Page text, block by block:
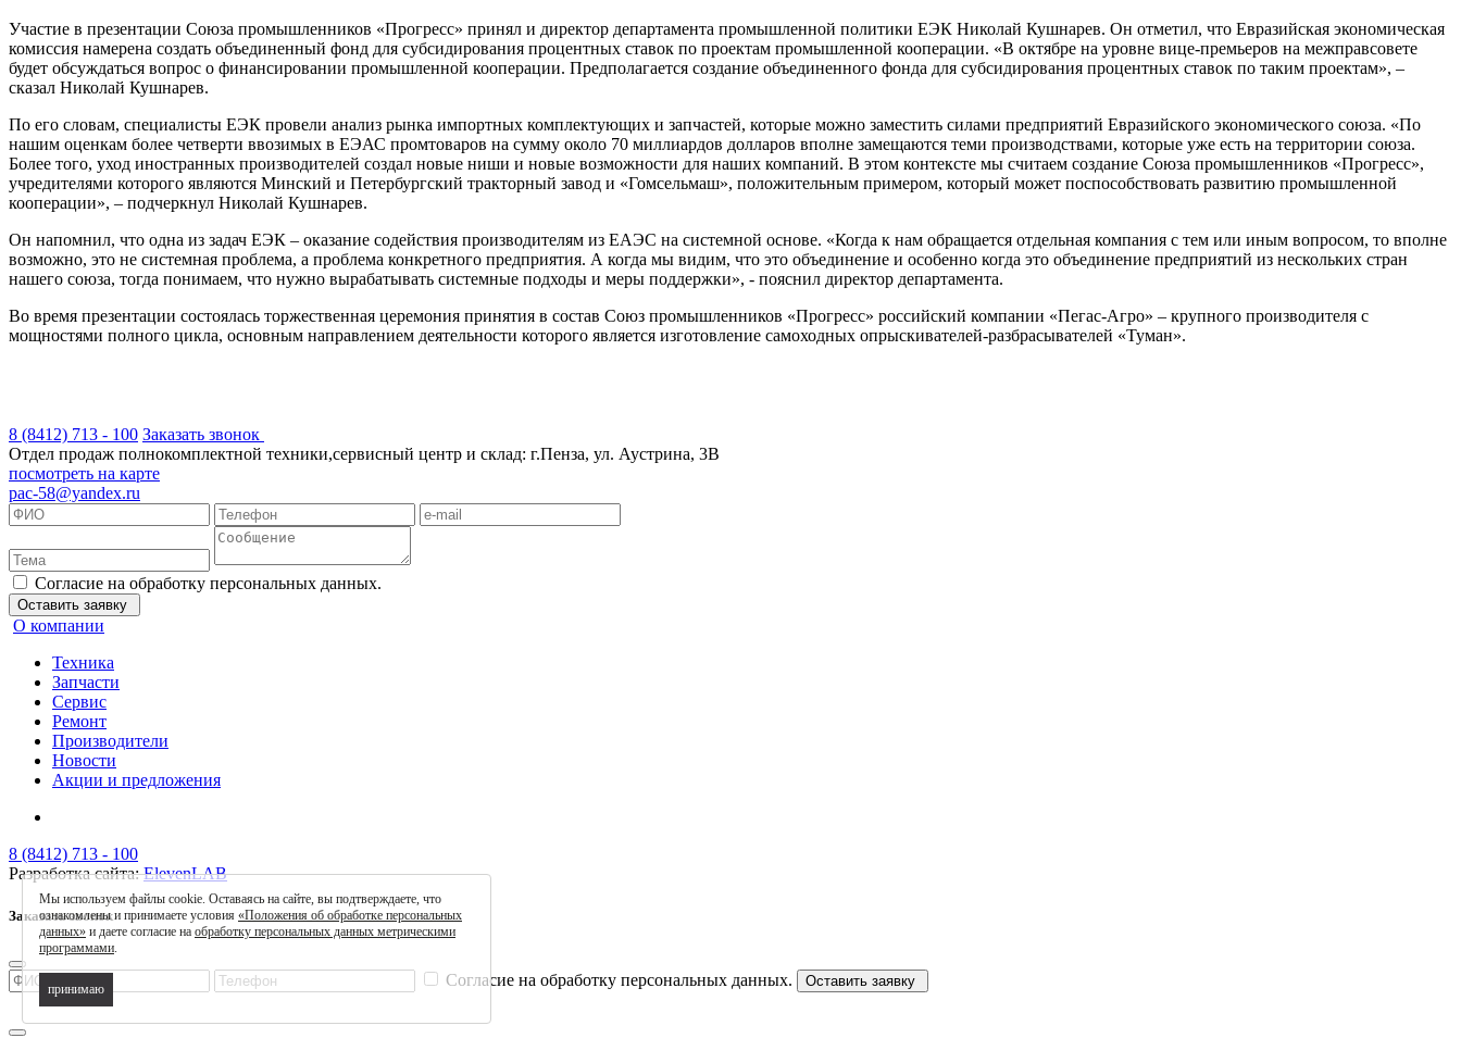
Участие в презентации Союза промышленников «Прогресс» принял и директор департамента промышленной политики ЕЭК Николай Кушнарев. Он отметил, что Евразийская экономическая
комиссия намерена создать объединенный фонд для субсидирования процентных ставок по проектам промышленной кооперации. «В октябре на уровне вице-премьеров на межправсовете
будет обсуждаться вопрос о финансировании промышленной кооперации. Предполагается создание объединенного фонда для субсидирования процентных ставок по таким проектам», –
сказал Николай Кушнарев.
По его словам, специалисты ЕЭК провели анализ рынка импортных комплектующих и запчастей, которые можно заместить силами предприятий Евразийского экономического союза. «По
нашим оценкам более четверти ввозимых в ЕЭАС промтоваров на сумму около 70 миллиардов долларов вполне замещаются теми производствами, которые уже есть на территории союза.
Более того, уход иностранных производителей создал новые ниши и новые возможности для наших компаний. В этом контексте мы считаем создание Союза промышленников «Прогресс»,
учредителями которого являются Минский и Петербургский тракторный завод и «Гомсельмаш», положительным примером, который может поспособствовать развитию промышленной
кооперации», – подчеркнул Николай Кушнарев.
Он напомнил, что одна из задач ЕЭК – оказание содействия производителям из ЕАЭС на системной основе. «Когда к нам обращается отдельная компания с тем или иным вопросом, то вполне
возможно, это не системная проблема, а проблема конкретного предприятия. А когда мы видим, что это объединение и особенно когда это объединение предприятий из нескольких стран
нашего союза, тогда понимаем, что нужно вырабатывать системные подходы и меры поддержки», - пояснил директор департамента.
Во время презентации состоялась торжественная церемония принятия в состав Союз промышленников «Прогресс» российский компании «Пегас-Агро» – крупного производителя с
мощностями полного цикла, основным направлением деятельности которого является изготовление самоходных опрыскивателей-разбрасывателей «Туман».
8 (8412) 713 - 100 Заказать звонок
Отдел продаж полнокомплектной техники,сервисный центр и склад: г.Пенза, ул. Аустрина, 3В
посмотреть на карте
pac-58@yandex.ru
Согласие на обработку персональных данных.
Оставить заявку
О компании
Техника
Запчасти
Сервис
Ремонт
Производители
Новости
Акции и предложения
8 (8412) 713 - 100
Разработка сайта:ElevenLAB
Заказать звонок
Согласие на обработку персональных данных. Оставить заявку
Мы используем файлы cookie. Оставаясь на сайте, вы подтверждаете, что
ознакомлены и принимаете условия «Положения об обработке персональных
данных» и даете согласие на обработку персональных данных метрическими
программами.
принимаю